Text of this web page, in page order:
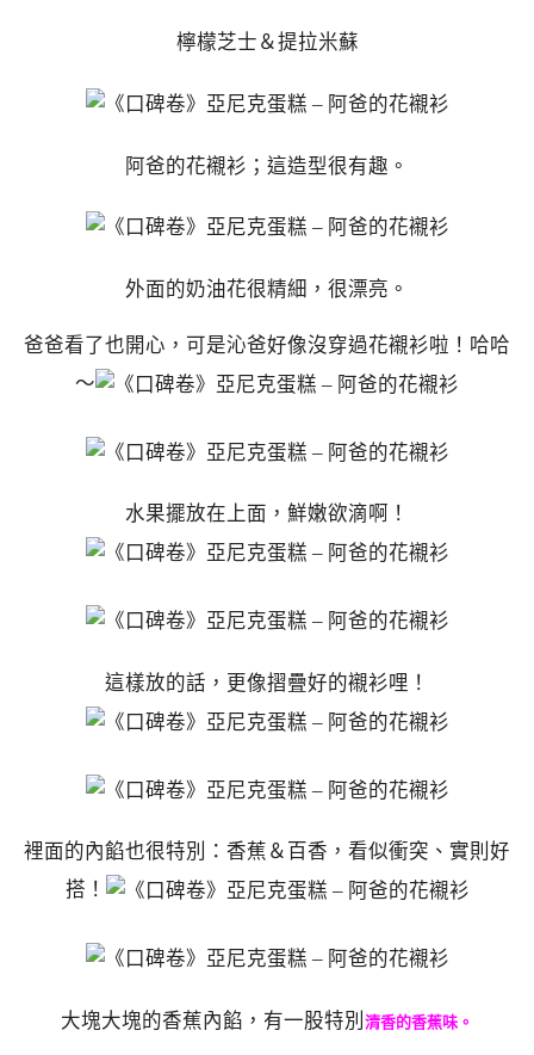
檸檬芝士＆提拉米蘇
阿爸的花襯衫；這造型很有趣。
外面的奶油花很精細，很漂亮。
爸爸看了也開心，可是沁爸好像沒穿過花襯衫啦！哈哈
～
水果擺放在上面，鮮嫩欲滴啊！
這樣放的話，更像摺疊好的襯衫哩！
裡面的內餡也很特別：香蕉＆百香，看似衝突、實則好
搭！
大塊大塊的香蕉內餡，有一股特別 清香的香蕉味。